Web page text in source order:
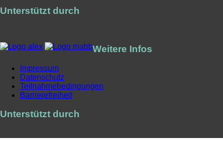
Unterstützt durch
Weitere Infos
Impressum
Datenschutz
Teilnahmebedingungen
Barrierefreiheit
Unterstützt durch